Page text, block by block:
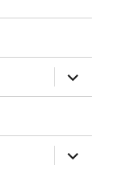
öffnen
öffnen